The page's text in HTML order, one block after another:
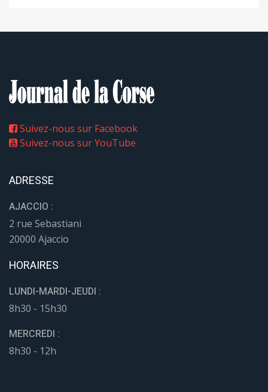
Suivez-nous sur Facebook
Suivez-nous sur YouTube
ADRESSE
AJACCIO :
2 rue Sebastiani
20000 Ajaccio
HORAIRES
LUNDI-MARDI-JEUDI :
8h30 - 15h30
MERCREDI :
8h30 - 12h